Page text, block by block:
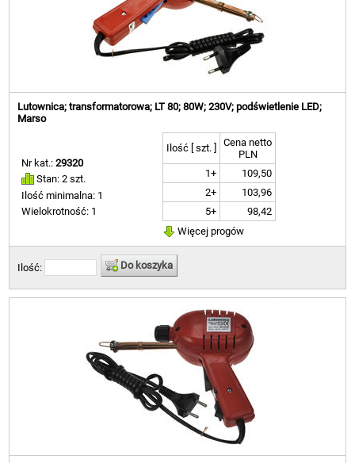
Lutownica; transformatorowa; LT 80; 80W; 230V; podświetlenie LED;
Marso
Nr kat.:29320
Stan: 2 szt.
Ilość minimalna: 1
Wielokrotność: 1
Ilość [ szt. ]
Cena netto
PLN
1+
109,50
2+
103,96
5+
98,42
Więcej progów
Ilość: Do koszyka